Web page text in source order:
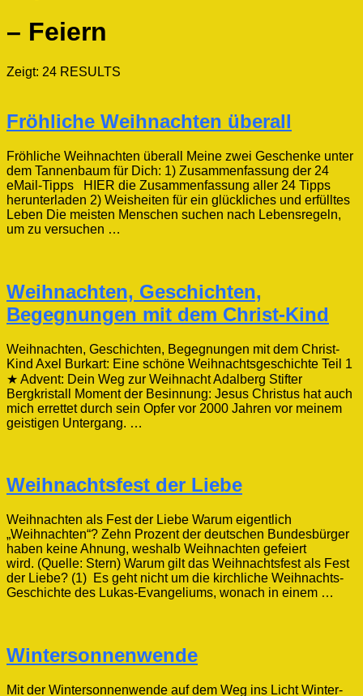
– Feiern
Zeigt: 24 RESULTS
Fröhliche Weihnachten überall
Fröhliche Weihnachten überall Meine zwei Geschenke unter
dem Tannenbaum für Dich: 1) Zusammenfassung der 24
eMail-Tipps HIER die Zusammenfassung aller 24 Tipps
herunterladen 2) Weisheiten für ein glückliches und erfülltes
Leben Die meisten Menschen suchen nach Lebensregeln,
um zu versuchen …
Weihnachten, Geschichten,
Begegnungen mit dem Christ-Kind
Weihnachten, Geschichten, Begegnungen mit dem Christ-
Kind Axel Burkart: Eine schöne Weihnachtsgeschichte Teil 1
★ Advent: Dein Weg zur Weihnacht Adalberg Stifter
Bergkristall Moment der Besinnung: Jesus Christus hat auch
mich errettet durch sein Opfer vor 2000 Jahren vor meinem
geistigen Untergang. …
Weihnachtsfest der Liebe
Weihnachten als Fest der Liebe Warum eigentlich
„Weihnachten“? Zehn Prozent der deutschen Bundesbürger
haben keine Ahnung, weshalb Weihnachten gefeiert
wird. (Quelle: Stern) Warum gilt das Weihnachtsfest als Fest
der Liebe? (1) Es geht nicht um die kirchliche Weihnachts-
Geschichte des Lukas-Evangeliums, wonach in einem …
Wintersonnenwende
Mit der Wintersonnenwende auf dem Weg ins Licht Winter-